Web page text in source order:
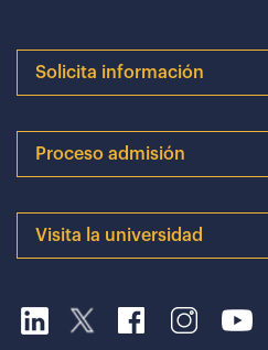
Solicita información
Proceso admisión
Visita la universidad